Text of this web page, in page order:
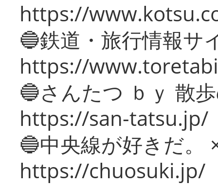
https://
🔵鉄道・旅行情報サ
https://
🔵さんたつ ｂｙ 散
https://san-tatsu.jp/
🔵中央線が好きだ。
https://chuosuki.jp/